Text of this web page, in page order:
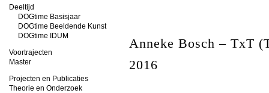
Deeltijd
DOGtime Basisjaar
DOGtime Beeldende Kunst
DOGtime IDUM
Voortrajecten
Master
Projecten en Publicaties
Theorie en Onderzoek
Anneke Bosch – TxT
2016